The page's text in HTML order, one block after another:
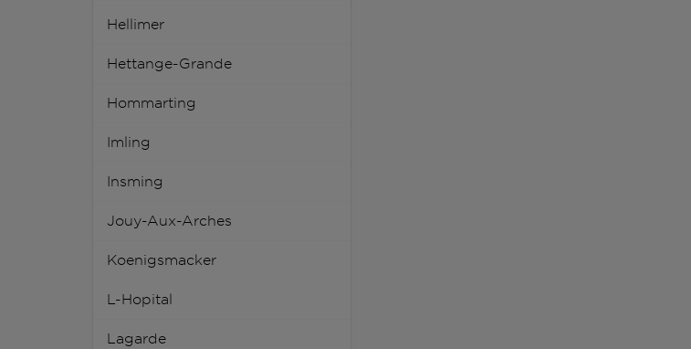
Hellimer
Hettange-Grande
Hommarting
Imling
Insming
Jouy-Aux-Arches
Koenigsmacker
L-Hopital
Lagarde